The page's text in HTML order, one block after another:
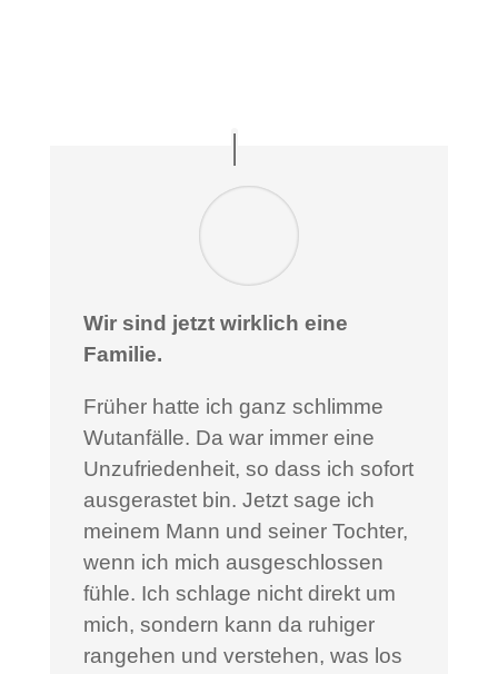
Wir sind jetzt wirklich eine
Familie.
Früher hatte ich ganz schlimme
Wutanfälle. Da war immer eine
Unzufriedenheit, so dass ich sofort
ausgerastet bin. Jetzt sage ich
meinem Mann und seiner Tochter,
wenn ich mich ausgeschlossen
fühle. Ich schlage nicht direkt um
mich, sondern kann da ruhiger
rangehen und verstehen, was los